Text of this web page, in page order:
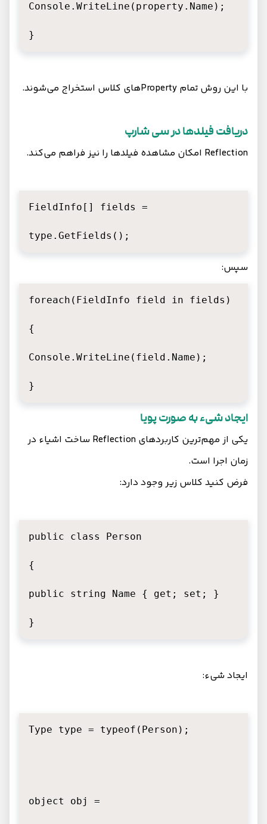
Console.WriteLine(property.Name);
}
با این روش تمام Propertyهای کلاس استخراج می‌شوند.
دریافت فیلدها در سی شارپ
Reflection امکان مشاهده فیلدها را نیز فراهم می‌کند.
FieldInfo[] fields =
type.GetFields();
سپس:
foreach(FieldInfo field in fields)
{
Console.WriteLine(field.Name);
}
ایجاد شیء به صورت پویا
یکی از مهم‌ترین کاربردهای Reflection ساخت اشیاء در
زمان اجرا است.
فرض کنید کلاس زیر وجود دارد:
public class Person
{
public string Name { get; set; }
}
ایجاد شیء:
Type type = typeof(Person);
object obj =